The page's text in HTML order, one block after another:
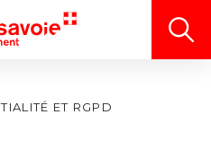
ET RGPD